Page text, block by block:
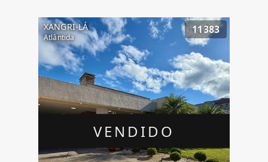
VENDIDO
XANGRI-LÁ
Atlântida
11383